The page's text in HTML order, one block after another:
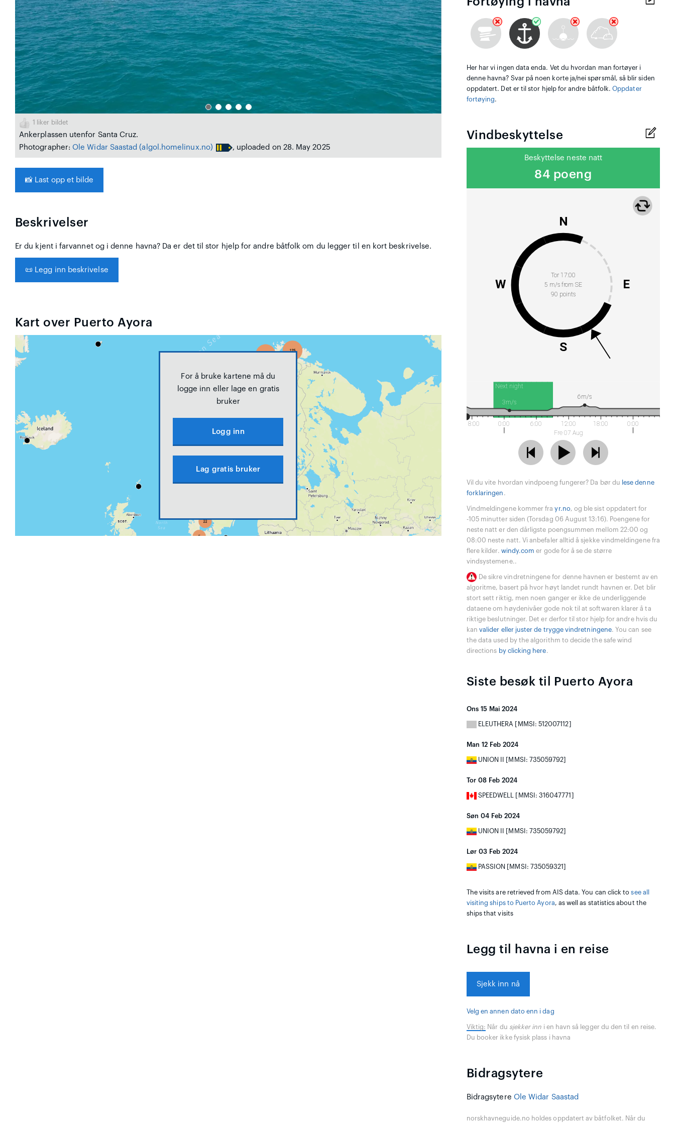
1 liker bildet
Ankerplassen utenfor Santa Cruz.
Photographer:Ole Widar Saastad (algol.homelinux.no) , uploaded on 28. May 2025
📸 Last opp et bilde
Beskrivelser
Er du kjent i farvannet og i denne havna? Da er det til stor hjelp for andre båtfolk om du legger til en kort beskrivelse.
📜 Legg inn beskrivelse
Kart over Puerto Ayora
For å bruke kartene må du
logge inn eller lage en gratis
bruker
Logg inn
Lag gratis bruker
Her har vi ingen data enda. Vet du hvordan man fortøyer i
denne havna? Svar på noen korte ja/nei spørsmål, så blir siden
oppdatert. Det er til stor hjelp for andre båtfolk.Oppdater
fortøying.
Vindbeskyttelse
Beskyttelse neste natt
84 poeng
Tor 17:00
5 m/s from SE
90 points
N
E
S
W
Next night
18:00 0:00 6:00
12:00
Fre 07 Aug
18:00 0:00
6m/s
3m/s
Vil du vite hvordan vindpoeng fungerer? Da bør du lese denne
forklaringen .
Vindmeldingene kommer frayr.no, og ble sist oppdatert for
-105 minutter siden (Torsdag 06 August 13:16). Poengene for
neste natt er den dårligste poengsummen mellom 22:00 og
08:00 neste natt. Vi anbefaler alltid å sjekke vindmeldingene fra
flere kilder. windy.com er gode for å se de større
vindsystemene..
De sikre vindretningene for denne havnen er bestemt av en
algoritme, basert på hvor høyt landet rundt havnen er. Det blir
stort sett riktig, men noen ganger er ikke de underliggende
dataene om høydenivåer gode nok til at softwaren klarer å ta
riktige beslutninger. Det er derfor til stor hjelp for andre hvis du
kanvalider eller juster de trygge vindretningene. You can see
the data used by the algorithm to decide the safe wind
directions by clicking here.
Siste besøk til Puerto Ayora
Ons 15 Mai 2024
ELEUTHERA [MMSI: 512007112]
Man 12 Feb 2024
UNION II [MMSI: 735059792]
Tor 08 Feb 2024
SPEEDWELL [MMSI: 316047771]
Søn 04 Feb 2024
UNION II [MMSI: 735059792]
Lør 03 Feb 2024
PASSION [MMSI: 735059321]
The visits are retrieved from AIS data. You can click tosee all
visiting ships to Puerto Ayora, as well as statistics about the
ships that visits
Legg til havna i en reise
Sjekk inn nå
Velg en annen dato enn i dag
Viktig: Når du sjekker inn i en havn så legger du den til en reise.
Du booker ikke fysisk plass i havna
Bidragsytere
Bidragsytere Ole Widar Saastad
norskhavneguide.no holdes oppdatert av båtfolket. Når du